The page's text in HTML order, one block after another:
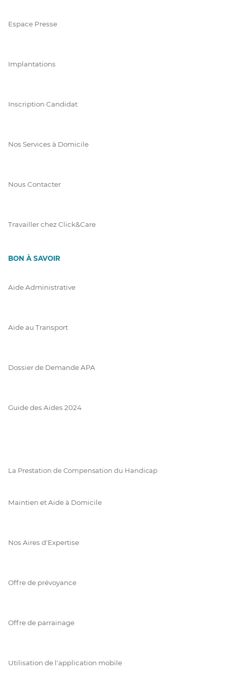
Espace Presse
Implantations
Inscription Candidat
Nos Services à Domicile
Nous Contacter
Travailler chez Click&Care
BON À SAVOIR
Aide Administrative
Aide au Transport
Dossier de Demande APA
Guide des Aides 2024
La Prestation de Compensation du Handicap
Maintien et Aide à Domicile
Nos Aires d'Expertise
Offre de prévoyance
Offre de parrainage
Utilisation de l'application mobile